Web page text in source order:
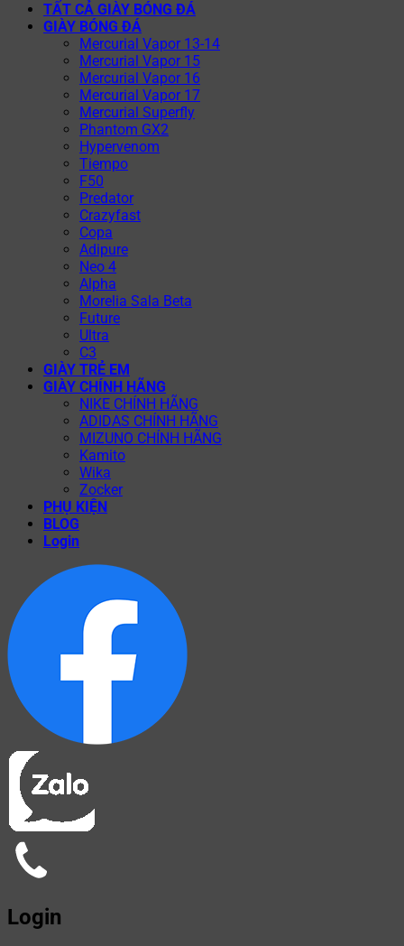
TẤT CẢ GIÀY BÓNG ĐÁ
GIÀY BÓNG ĐÁ
Mercurial Vapor 13-14
Mercurial Vapor 15
Mercurial Vapor 16
Mercurial Vapor 17
Mercurial Superfly
Phantom GX2
Hypervenom
Tiempo
F50
Predator
Crazyfast
Copa
Adipure
Neo 4
Alpha
Morelia Sala Beta
Future
Ultra
C3
GIÀY TRẺ EM
GIÀY CHÍNH HÃNG
NIKE CHÍNH HÃNG
ADIDAS CHÍNH HÃNG
MIZUNO CHÍNH HÃNG
Kamito
Wika
Zocker
PHỤ KIỆN
BLOG
Login
Login